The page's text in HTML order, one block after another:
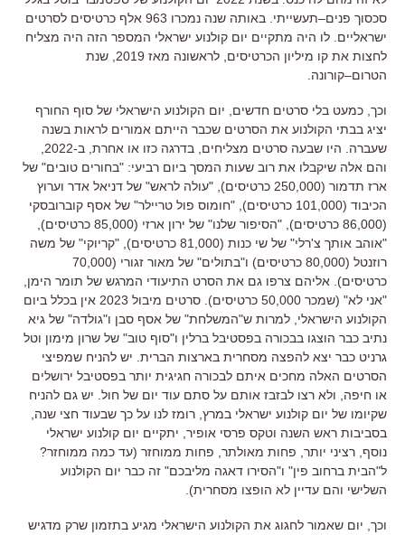
סכסוך פנים–תעשייתי באותה שנה נמכרו 963 אלף כרטיסים לסרטים
ישראליים לו היה מתקיים יום קולנוע ישראלי המספר הזה היה מצליח
לחצות את קו מיליון הכרטיסים לראשונה מאז 2019, שנת
הטרום–קורונה
וכך כמעט בלי סרטים חדשים
יום הקולנוע הישראלי של סוף החורף
יציג בבתי הקולנוע את הסרטים שכבר הייתם אמורים לראות בשנה
שעברה
היו שבעה סרטים מצליחים בדרגה כזו או אחרת ב-2022,
והם אלה שיקבלו את רוב שעות המסך ביום רביעי: "בחורים טובים" של
ארז תדמור (250,000 כרטיסים), "עולה לראש" של דניאל אדר וערוץ
הכיבוד (101,000 כרטיסים), "חומוס פול טריילר" של אסף קוברובסקי
(86,000
כרטיסים), "הסיפור שלנו" של ירון ארזי (85,000 כרטיסים),
"אוהב אותך צ'רלי" של שי כנות (81,000 כרטיסים), "קריוקי" של משה
רוזנטל (80,000 כרטיסים) ו"בתולים" של מאור זגורי (70,000
כרטיסים). אליהם צרפו גם את הסרט התיעודי המרגש של תומר הימן
"אני לא" (שמכר 50,000 כרטיסים). סרטים מיבול 2023 אין בכלל ביום
הקולנוע הישראלי למרות ש"המשלחת" של אסף סבן ו"גולדה" של גיא
נתיב כבר הוצגו בבכורה בפסטיבל ברלין ו"סוף טוב" של שרון מימון וטל
גרניט כבר יצא להפצה מסחרית בארצות הברית יש להניח שמפיצי
הסרטים האלה מחכים איתם לבכורה חגיגית יותר בפסטיבל ירושלים
או חיפה
ולא רצו לבזבז אותם על סתם עוד יום של חול יש גם להניח
שקיומו של יום קולנוע ישראלי במרץ רומז לנו על כך שבעוד חצי שנה
בסביבות ראש השנה וטקס פרסי אופיר יתקיים יום קולנוע ישראלי
נוסף רציני יותר פחות מאולתר פחות ממוחזר (עד כמה ממוחזר?
ל"הבית ברחוב פין" ו"הסירו דאגה מליבכם" זה כבר יום הקולנוע
השלישי והם עדיין לא הופצו מסחרית).
וכך יום שאמור לחגוג את הקולנוע הישראלי מגיע בתזמון שרק מדגיש